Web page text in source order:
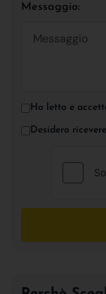
Messaggio:
Ho letto e
Desidero